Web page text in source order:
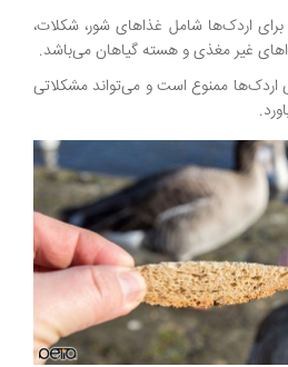
اردک‌ها شامل غذاهای شور، شکلات،
غیر مغذی و هسته گیاهان می‌باشد.
اردک‌ها ممنوع است و می‌تواند مشکلاتی